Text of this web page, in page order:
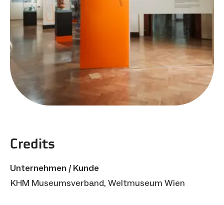
Credits
Unternehmen / Kunde
KHM Museumsverband, Weltmuseum Wien